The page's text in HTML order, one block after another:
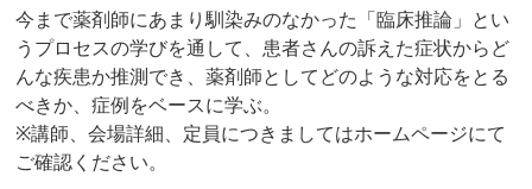
今まで薬剤師にあまり馴染みのなかった「臨床推論」とい
うプロセスの学びを通して、患者さんの訴えた症状からど
んな疾患か推測でき、薬剤師としてどのような対応をとる
べきか、症例をベースに学ぶ。
※講師、会場詳細、定員につきましてはホームページにて
ご確認ください。